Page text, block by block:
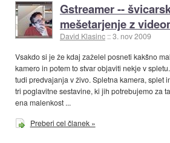
Gstreamer --
mešetarjenje z
David Klasinc ::3. nov 2009
Vsakdo si je že kdaj zaželel posneti kakšno
kamero in potem to stvar objaviti nekje v
tudi predvajanja v živo. Spletna kamera, splet
tri poglavitne sestavine, ki jih potrebujemo za
ena malenkost ...
Preberi cel članek »